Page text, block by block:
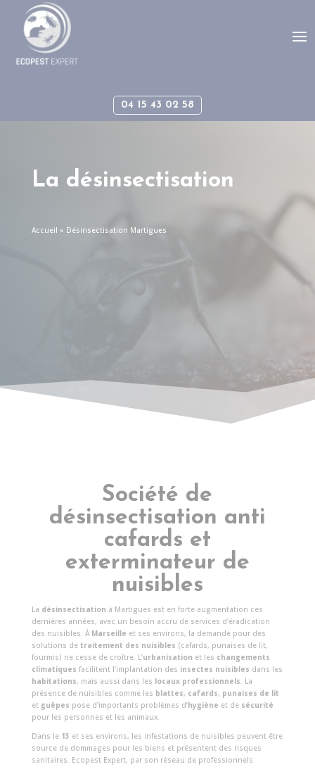
04 15 43 02 58
La désinsectisation
Accueil » Désinsectisation Martigues
Société de
désinsectisation anti
cafards et
exterminateur de
nuisibles
La désinsectisation à Martigues est en forte augmentation ces
dernières années, avec un besoin accru de services d’éradication
des nuisibles. À Marseille et ses environs, la demande pour des
solutions de traitement des nuisibles (cafards, punaises de lit,
fourmis) ne cesse de croître. L’urbanisation et les changements
climatiques facilitent l’implantation des insectes nuisibles dans les
habitations, mais aussi dans les locaux professionnels. La
présence de nuisibles comme les blattes, cafards, punaises de lit
et guêpes pose d’importants problèmes d’hygiène et de sécurité
pour les personnes et les animaux.
Dans le 13 et ses environs, les infestations de nuisibles peuvent être
source de dommages pour les biens et présentent des risques
sanitaires. Ecopest Expert, par son réseau de professionnels
Panneau de gestion des cookies